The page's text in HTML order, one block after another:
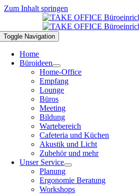
Zum Inhalt springen
Toggle Navigation
Home
Büroideen
Home-Office
Empfang
Lounge
Büros
Meeting
Bildung
Wartebereich
Cafeteria und Küchen
Akustik und Licht
Zubehör und mehr
Unser Service
Planung
Ergonomie Beratung
Workshops